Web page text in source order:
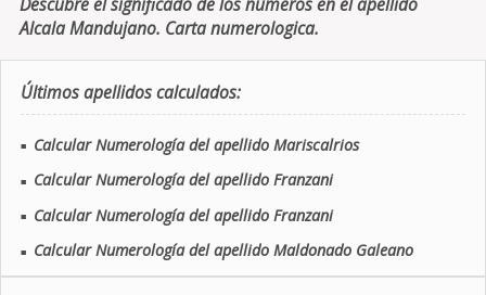
Alcala Mandujano. Carta numerologica.
Últimos apellidos calculados:
■ Calcular Numerología del apellido Mariscalrios
■ Calcular Numerología del apellido Franzani
■ Calcular Numerología del apellido Franzani
■ Calcular Numerología del apellido Maldonado Galeano